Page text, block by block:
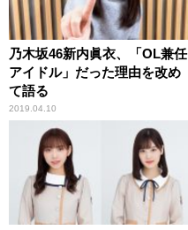
乃木坂46新内眞衣、「OL兼任
アイドル」だった理由を改め
て語る
2019.04.10